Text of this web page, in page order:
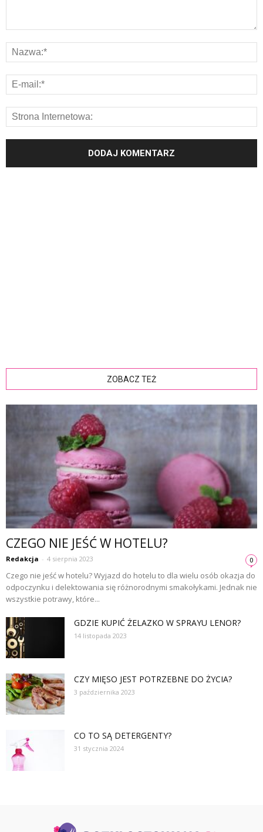
ZOBACZ TEŻ
CZEGO NIE JEŚĆ W HOTELU?
Redakcja - 4 sierpnia 2023 0
Czego nie jeść w hotelu? Wyjazd do hotelu to dla wielu osób okazja do
odpoczynku i delektowania się różnorodnymi smakołykami. Jednak nie
wszystkie potrawy, które...
GDZIE KUPIĆ ŻELAZKO W SPRAYU LENOR?
14 listopada 2023
CZY MIĘSO JEST POTRZEBNE DO ŻYCIA?
3 października 2023
CO TO SĄ DETERGENTY?
31 stycznia 2024